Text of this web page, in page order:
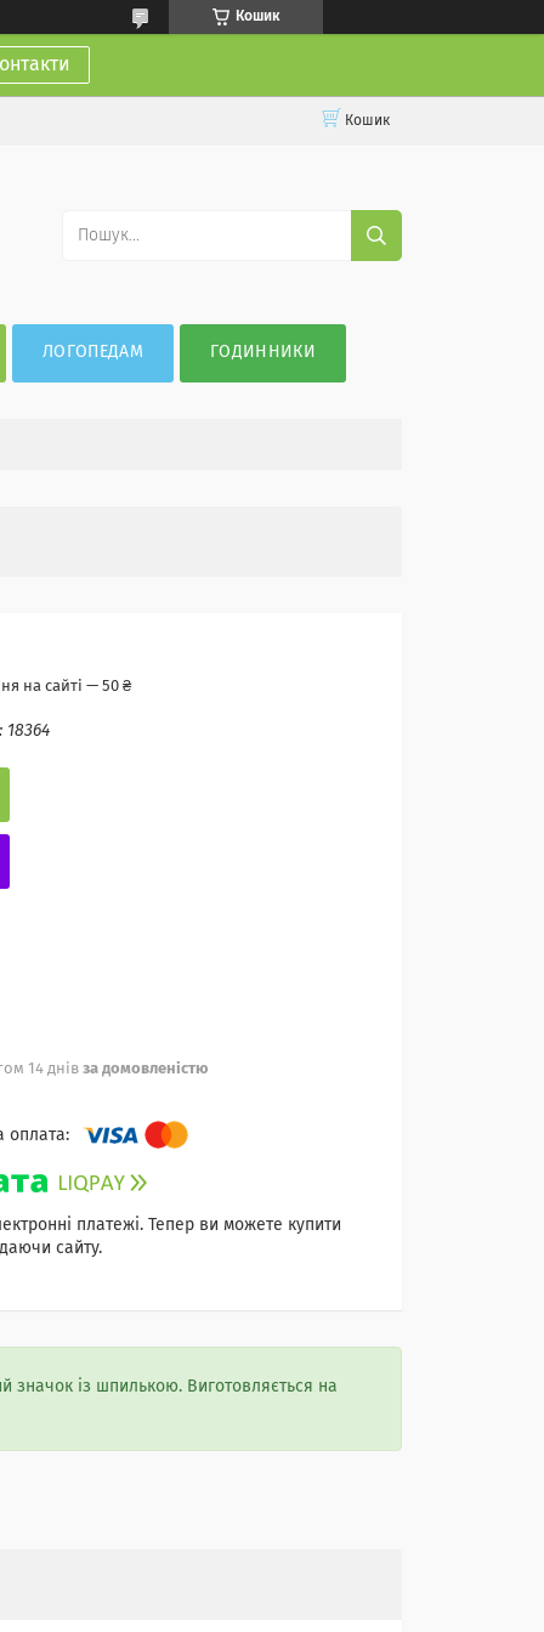
Кошик
Кошик
ЛОГОПЕДАМ ГОДИННИКИ
на сайті — 50 ₴
18364
14 днів за домовленістю
платежі. Тепер ви можете купити
сайту.
значок із шпилькою. Виготовляється на